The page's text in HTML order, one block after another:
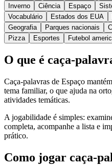
Inverno Ciência Espaço
Vocabulário
Estados dos EUA
Geografia
Parques nacionais
Pizza
Esportes Futebol
O que é caça-
Caça-palavras de Espaço
tema familiar, o que ajuda na
atividades temáticas.
A jogabilidade é simples:
completa, acompanhe a lista e
prático.
Como jogar caça-